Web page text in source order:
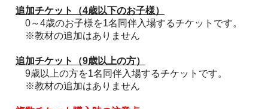
追加チケット（4歳以下のお子様）
0～4歳のお子様を1名同伴入場するチケットです。
※教材の追加はありません
追加チケット（9歳以上の方）
9歳以上の方を1名同伴入場するチケットです。
※教材の追加はありません